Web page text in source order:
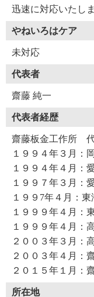
迅速に対応いたしま
やねいろはケア
未対応
代表者
齋藤 純一
代表者経歴
齋藤板金工作所
１９９４年３月：
１９９４年４月：
１９９７年３月：
１９９7年４月：
１９９９年４月：
１９９９年４月：
２００３年３月：
２００３年４月：
２０１５年１月
所在地